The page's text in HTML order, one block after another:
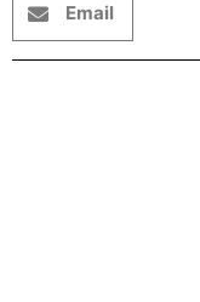
Email